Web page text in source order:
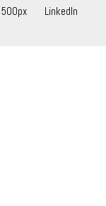
500px LinkedIn